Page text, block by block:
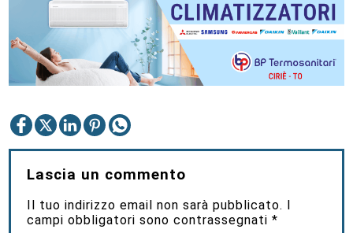
Lascia un commento
Il tuo indirizzo email non sarà pubblicato.
campi obbligatori sono contrassegnati*